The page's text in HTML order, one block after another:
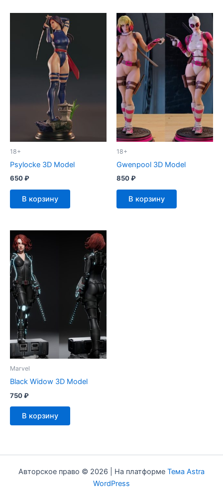
18+
Psylocke 3D Model
650₽
В корзину
18+
Gwenpool 3D Model
850₽
В корзину
Marvel
Black Widow 3D Model
750₽
В корзину
Авторское право © 2026 | На платформе Тема Astra
WordPress